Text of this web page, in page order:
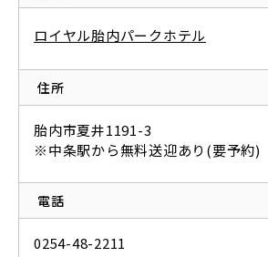
ロイヤル胎内パークホテル
住所
胎内市夏井1191-3
※中条駅から無料送迎あり(要予約)
電話
0254-48-2211